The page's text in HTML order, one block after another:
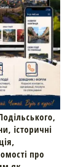
історичні
про